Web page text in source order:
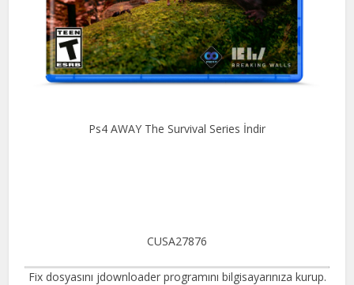
Ps4 AWAY The Survival Series İndir
CUSA27876
Fix dosyasını jdownloader programını bilgisayarınıza kurup.